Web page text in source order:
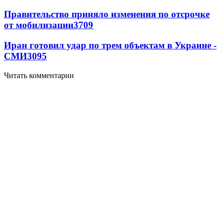
Правительство приняло изменения по отсрочке
от мобилизации3709
Иран готовил удар по трем объектам в Украине -
СМИ3095
Читать комментарии